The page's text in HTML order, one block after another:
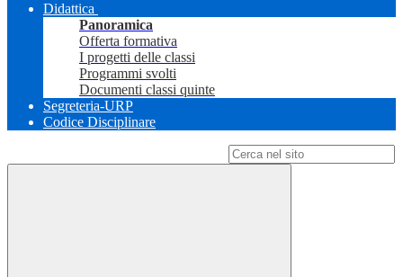
Didattica
Panoramica
Offerta formativa
I progetti delle classi
Programmi svolti
Documenti classi quinte
Segreteria-URP
Codice Disciplinare